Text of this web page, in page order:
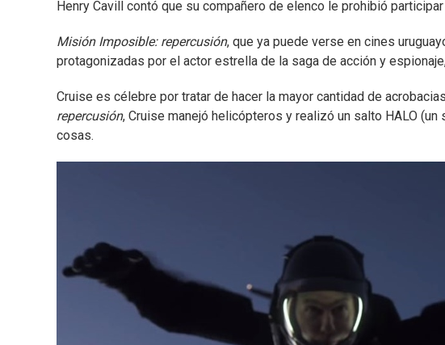
Henry Cavill contó que su compañero de elenco le prohibió
Misión Imposible: repercusión, que ya puede verse en cines
protagonizadas por el actor estrella de la saga de acción y
Cruise es célebre por tratar de hacer la mayor cantidad de
repercusión, Cruise manejó helicópteros y realizó un salto HALO
cosas.